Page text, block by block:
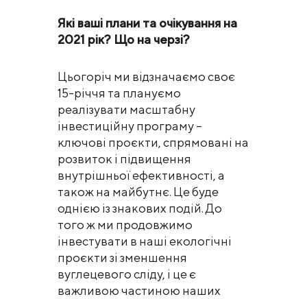
Які ваші плани та очікування на
2021 рік? Що на черзі?
Цьогоріч ми відзначаємо своє
15-річчя та плануємо
реалізувати масштабну
інвестиційну програму –
ключові проєкти, спрямовані на
розвиток і підвищення
внутрішньої ефективності, а
також на майбутнє. Це буде
однією із знакових подій. До
того ж ми продовжимо
інвестувати в наші екологічні
проєкти зі зменшення
вуглецевого сліду, і це є
важливою частиною наших